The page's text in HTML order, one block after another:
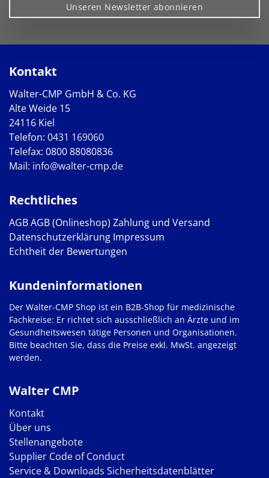
Unseren Newsletter abonnieren
Kontakt
Walter-CMP GmbH & Co. KG
Alte Weide 15
24116 Kiel
Telefon: 0431 169060
Telefax: 0800 88080836
Mail: info@walter-cmp.de
Rechtliches
AGBAGB (Onlineshop) Zahlung und Versand
Datenschutzerklärung Impressum
Echtheit der Bewertungen
Walter CMP
Kontakt
Über uns
Stellenangebote
Supplier Code of Conduct
Service & Downloads Sicherheitsdatenblätter
Kundeninformationen
Der Walter-CMP Shop ist ein B2B-Shop für medizinische
Fachkreise: Er richtet sich ausschließlich an Ärzte und im
Gesundheitswesen tätige Personen und Organisationen.
Bitte beachten Sie, dass die Preise exkl. MwSt. angezeigt
werden.